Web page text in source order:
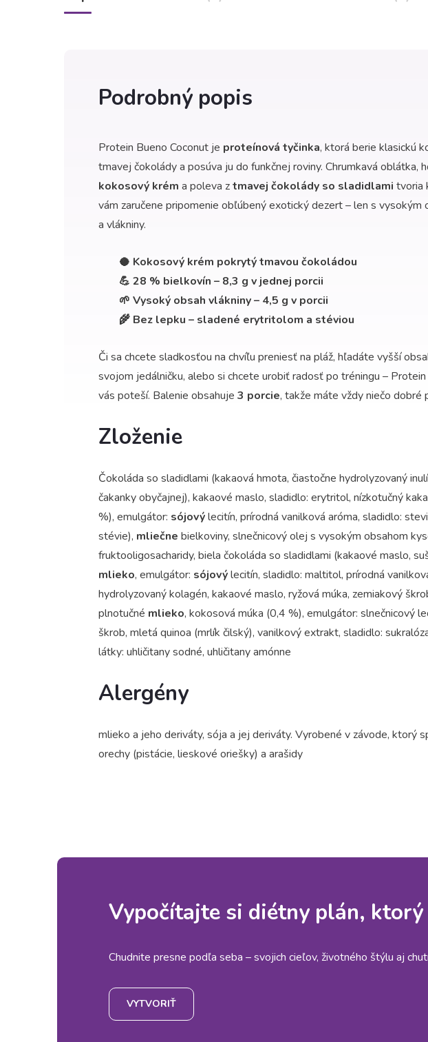
Podrobný popis
Protein Bueno Coconut je proteínová tyčinka, ktorá berie klasickú
tmavej čokolády a posúva ju do funkčnej roviny. Chrumkavá oblátka,
kokosový krém a poleva ztmavej čokolády so sladidlami tvoria
vám zaručene pripomenie obľúbený exotický dezert – len s vysokým
a vlákniny.
🥥 Kokosový krém pokrytý tmavou čokoládou
💪 28 % bielkovín – 8,3 g v jednej porcii
🌱 Vysoký obsah vlákniny – 4,5 g v porcii
🌾 Bez lepku – sladené erytritolom a stéviou
Či sa chcete sladkosťou na chvíľu preniesť na pláž, hľadáte vyšší
svojom jedálničku, alebo si chcete urobiť radosť po tréningu –
vás poteší. Balenie obsahuje 3 porcie, takže máte vždy niečo dobré
Zloženie
Čokoláda so sladidlami (kakaová hmota, čiastočne hydrolyzovaný
čakanky obyčajnej), kakaové maslo, sladidlo: erytritol, nízkotučný
%), emulgátor: sójovýlecitín, prírodná vanilková aróma, sladidlo:
stévie), mliečne bielkoviny, slnečnicový olej s vysokým obsahom
fruktooligosacharidy, biela čokoláda so sladidlami (kakaové maslo,
mlieko, emulgátor: sójovýlecitín, sladidlo: maltitol, prírodná
hydrolyzovaný kolagén, kakaové maslo, ryžová múka, zemiakový
plnotučné mlieko, kokosová múka (0,4 %), emulgátor: slnečnicový
škrob, mletá quinoa (mrlík čilský), vanilkový extrakt, sladidlo:
látky: uhličitany sodné, uhličitany amónne
Alergény
mlieko a jeho deriváty, sója a jej deriváty. Vyrobené v závode, ktorý
orechy (pistácie, lieskové oriešky) a arašidy
Vypočítajte si diétny plán, ktorý
Chudnite presne podľa seba – svojich cieľov, životného štýlu aj
VYTVORIŤ